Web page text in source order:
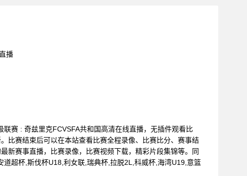
播
赛 : 奇兹里克FCVSFA共和国高清在线直播，无插件观看比
比赛结束后可以在本站查看比赛全程录像、比赛比分、赛事结
新赛事直播，比赛录像，比赛视频下载，精彩片段集锦等。同
超杯,斯伐杯U18,利女联,瑞典杯,拉脱2L,科威杯,海湾U19,意篮